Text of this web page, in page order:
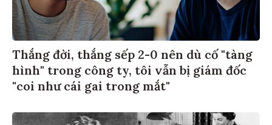
Thắng đời, thắng sếp 2-0 nên dù cố "tàng
hình" trong công ty, tôi vẫn bị giám đốc
"coi như cái gai trong mắt"